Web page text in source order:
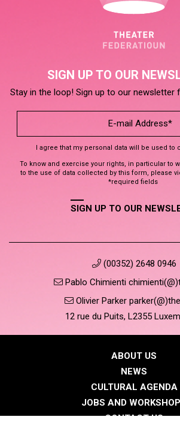
SIGN UP TO OUR
Stay in the loop! Sign up to our newsletter
I agree that my personal data will be used to
To know and exercise your rights, in particular to
to the use of data collected by this form, please
*required fields
SIGN UP TO OUR
(00352) 2648 0946
Pablo Chimienti
Olivier Parker
12 rue du Puits, L2355
ABOUT US
NEWS
CULTURAL AGENDA
JOBS AND
CONTACT US